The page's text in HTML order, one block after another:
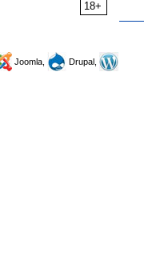
18+
Joomla,
Drupal,